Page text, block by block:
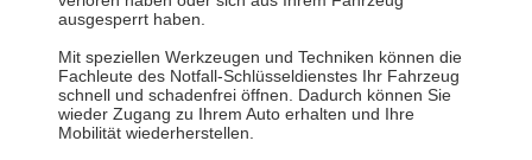
ausgesperrt haben.
Mit speziellen Werkzeugen und Techniken können die
Fachleute des Notfall-Schlüsseldienstes Ihr Fahrzeug
schnell und schadenfrei öffnen. Dadurch können Sie
wieder Zugang zu Ihrem Auto erhalten und Ihre
Mobilität wiederherstellen.